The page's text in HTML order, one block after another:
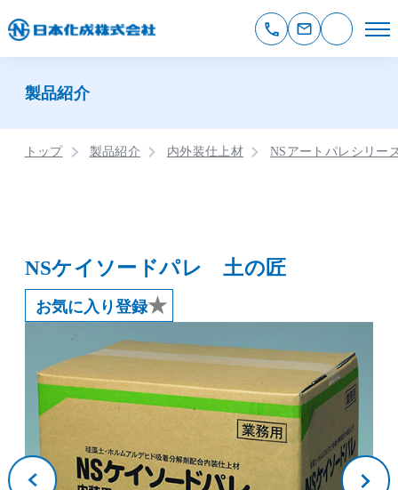
製品紹介
トップ 製品紹介 内外装仕上材 NSアートパレシリー
NSケイソードパレ 土の匠
お気に入り登録★